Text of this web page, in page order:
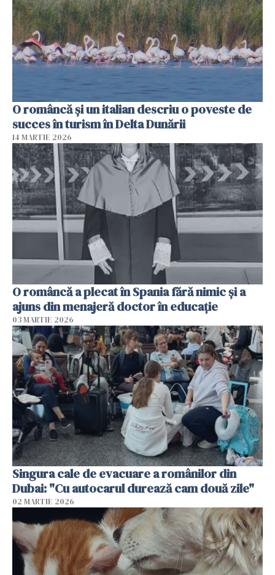
O româncă și un italian descriu o poveste de
succes în turism în Delta Dunării
14 MARTIE 2026
O româncă a plecat în Spania fără nimic și a
ajuns din menajeră doctor în educație
03 MARTIE 2026
Singura cale de evacuare a românilor din
Dubai: "Cu autocarul durează cam două zile"
02 MARTIE 2026